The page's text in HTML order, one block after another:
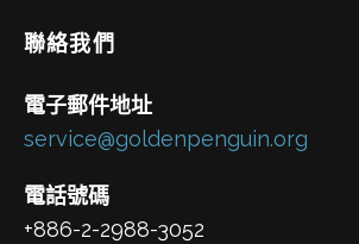
聯絡我們
電子郵件地址
service@goldenpenguin.org
電話號碼
+886-2-2988-3052